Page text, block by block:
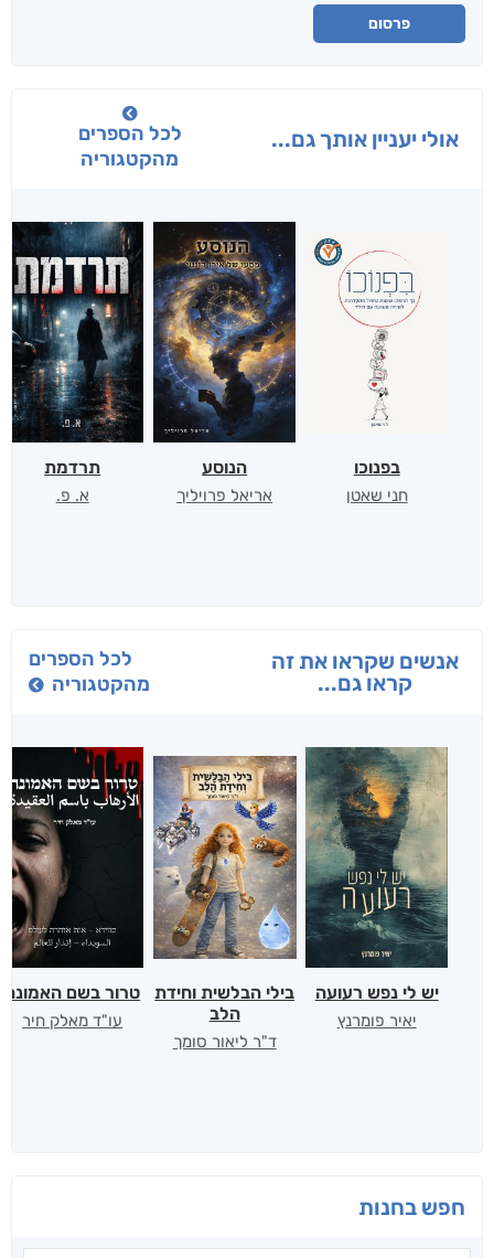
חפש בחנות
פרסום
אולי יעניין אותך גם...
לכל הספרים
מהקטגוריה
בפנוכו
חני שאטן
הנוסע
אריאל פרויליך
תרדמת
א. פ.
אנשים שקראו את זה
קראו גם...
לכל הספרים
מהקטגוריה
יש לי נפש רעועה
יאיר פומרנץ
בילי הבלשית וחידת
הלב
ד"ר ליאור סומך
טרור בשם האמונה
עו"ד מאלק חיר